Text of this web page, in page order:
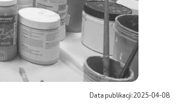
Data publikacji:2025-04-08